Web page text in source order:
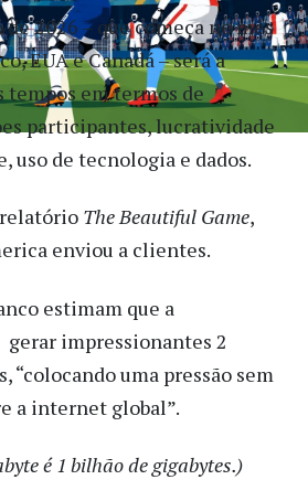
2026 – que começa no mês
EUA e Canadá – será a
tempos em termos de
participantes, lucratividade
uso de tecnologia e dados.
The Beautiful Game,
enviou a clientes.
estimam que a
impressionantes 2
“colocando uma pressão sem
a internet global”.
é 1 bilhão de gigabytes.)